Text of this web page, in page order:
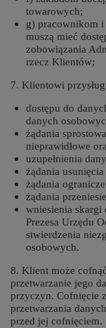
towarowych;
g) pracownikom
muszą mieć
zobowiązania
rzecz Klientów;
7. Klientowi
dostępu do
danych
żądania
nieprawidłowe
uzupełnienia
żądania
żądania
żądania
wniesienia skargi
Prezesa Urzędu
stwierdzenia
osobowych.
8. Klient może
przetwarzanie jego
przyczyn. Cofnięcie
przetwarzania
przed jej cofnięciem.